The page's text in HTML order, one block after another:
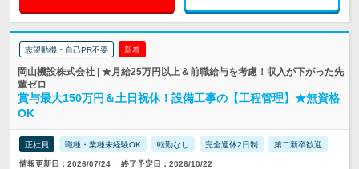
志望動機・自己PR不要 新着
岡山機設株式会社 | ★月給25万円以上＆前職給与を考慮！収入が下がった先
輩ゼロ
賞与最大150万円＆土日祝休！設備工事の【工程管理】★無資格
OK
正社員 職種・業種未経験OK 転勤なし 完全週休2日制 第二新卒歓迎
情報更新日：2026/07/24 終了予定日：2026/10/22